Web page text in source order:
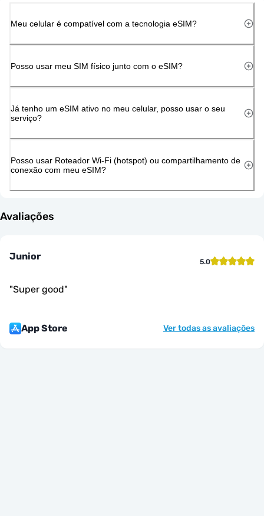
Meu celular é compatível com a tecnologia eSIM?
Posso usar meu SIM físico junto com o eSIM?
Já tenho um eSIM ativo no meu celular, posso usar o seu
serviço?
Posso usar Roteador Wi-Fi (hotspot) ou compartilhamento de
conexão com meu eSIM?
Avaliações
Junior 5.0
"Super good"
App Store Ver todas as avaliações